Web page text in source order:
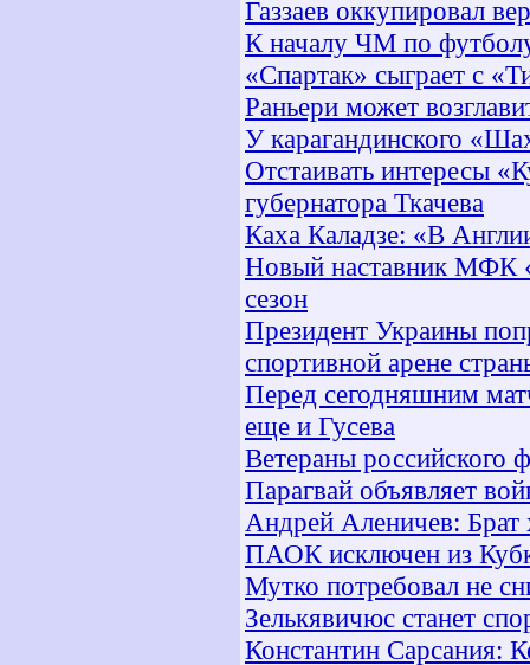
Газзаев оккупировал
К началу ЧМ по
«Спартак» сыграет с
Раньери может
У карагандинского
Отстаивать интересы
губернатора Ткачева
Каха Каладзе: «В
Новый наставник МФК
сезон
Президент Украины
спортивной арене
Перед сегодняшним
еще и Гусева
Ветераны российского
Парагвай объявляет
Андрей Аленичев: Брат
ПАОК исключен из
Мутко потребовал не
Зелькявичюс станет
Константин Сарсания: